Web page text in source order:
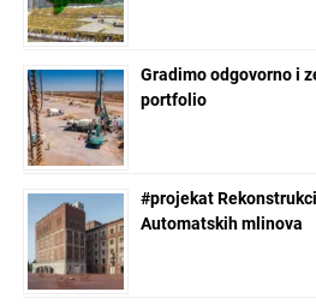
Gradimo odgovorno i
portfolio
#projekat
Automatskih mlinova